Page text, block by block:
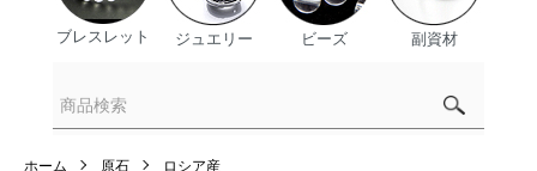
ブレスレット ジュエリー ビーズ 副資材
ホーム 原石 ロシア産